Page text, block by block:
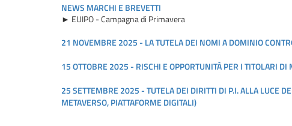
NEWS MARCHI E BREVETTI
► EUIPO - Campagna di Primavera
21 NOVEMBRE 2025 - LA TUTELA DEI NOMI A DOMINIO
15 OTTOBRE 2025 - RISCHI E OPPORTUNITÀ PER I TITOLARI
25 SETTEMBRE 2025 - TUTELA DEI DIRITTI DI P.I. ALLA LUCE
METAVERSO, PIATTAFORME DIGITALI)